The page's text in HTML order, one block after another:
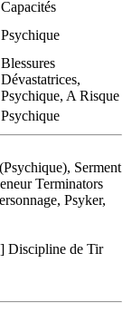
Capacités
Psychique
Blessures
Dévastatrices,
Psychique, A Risque
Psychique
Serment
Terminators
Psyker,
Discipline de Tir